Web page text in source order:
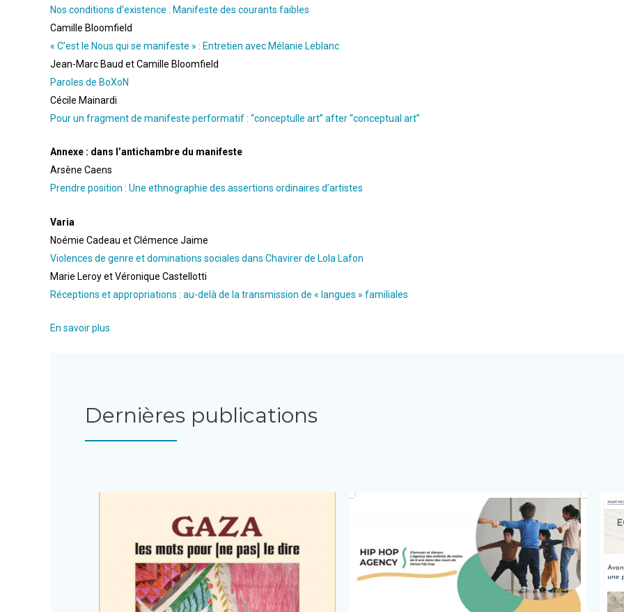
Nos conditions d’existence : Manifeste des courants faibles
Camille Bloomfield
« C’est le Nous qui se manifeste » : Entretien avec Mélanie Leblanc
Jean-Marc Baud et Camille Bloomfield
Paroles de BoXoN
Cécile Mainardi
Pour un fragment de manifeste performatif : “conceptulle art” after “conceptual art”
Annexe : dans l’antichambre du manifeste
Arsène Caens
Prendre position : Une ethnographie des assertions ordinaires d’artistes
Varia
Noémie Cadeau et Clémence Jaime
Violences de genre et dominations sociales dans Chavirer de Lola Lafon
Marie Leroy et Véronique Castellotti
Réceptions et appropriations : au-delà de la transmission de « langues » familiales
En savoir plus
Dernières publications